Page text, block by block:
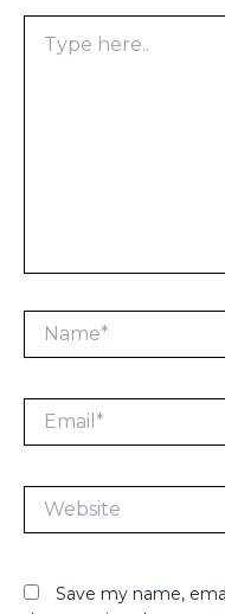
here..
Name*
Email*
Website
Save my name,